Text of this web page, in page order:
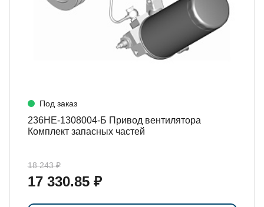
Под заказ
236НЕ-1308004-Б Привод вентилятора
Комплект запасных частей
18 243 ₽
17 330.85 ₽